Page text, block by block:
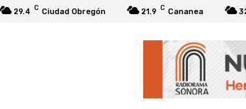
29.4 C Ciudad Obregón 21.9 C Cananea